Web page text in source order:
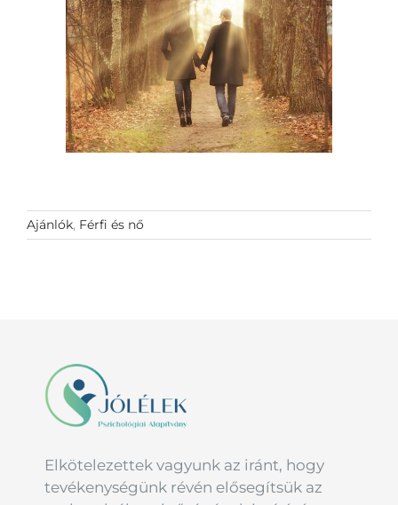
Ajánlók, Férfi és nő
Elkötelezettek vagyunk az iránt, hogy
tevékenységünk révén elősegítsük az